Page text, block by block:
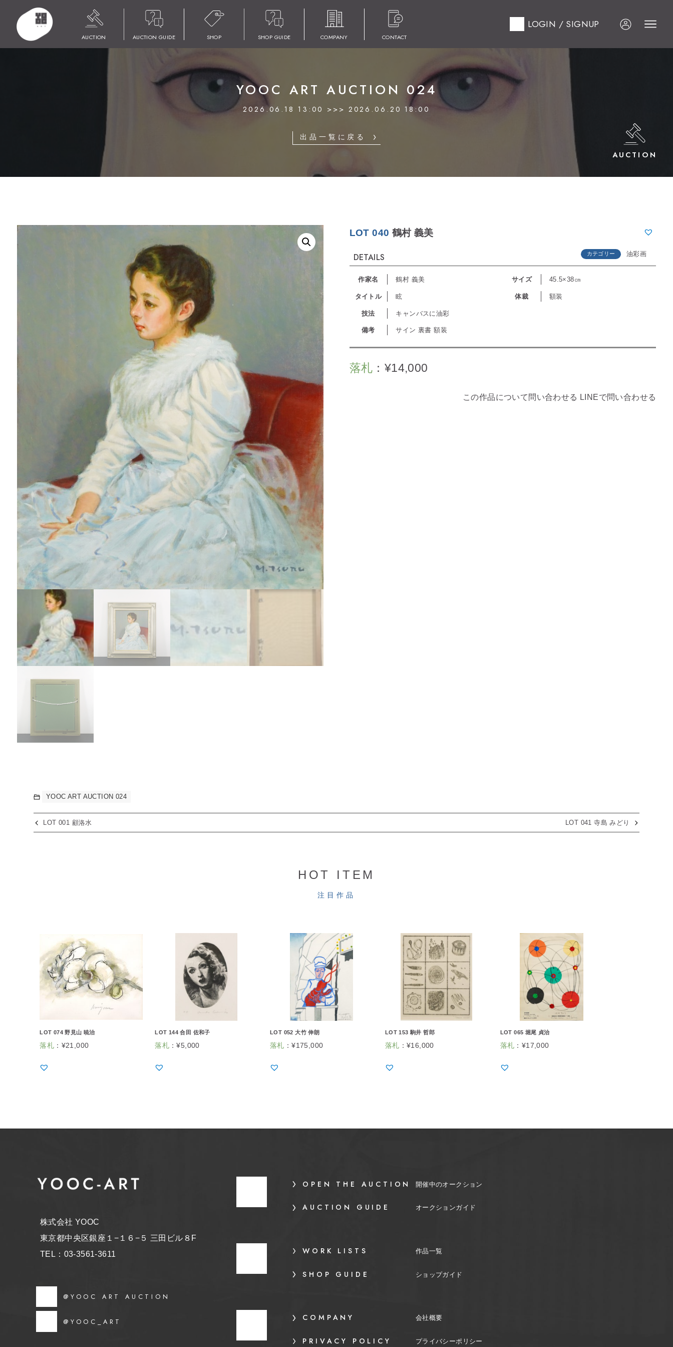
AUCTION AUCTION GUIDE SHOP SHOP GUIDE COMPANY CONTACT
LOGIN / SIGNUP
HOME YOOC ART AUCTION 024 LOT 040 鶴村 義美
YOOC ART AUCTION 024
2026.06.18 13:00 >>> 2026.06.20 18:00
出品一覧に戻る
AUCTION
LOT 040 鶴村 義美
DETAILS カテゴリー 油彩画
作家名 鶴村 義美 サイズ 45.5×38㎝
タイトル 眩 体裁 額装
技法 キャンバスに油彩
備考 サイン 裏書 額装
落札 ： ¥14,000
この作品について問い合わせる LINEで問い合わせる
YOOC ART AUCTION 024
LOT 001 顧洛水 LOT 041 寺島 みどり
HOT ITEM
注目作品
LOT 074 野見山 暁治
落札 ： ¥21,000
LOT 144 合田 佐和子
落札：¥5,000
LOT 052 大竹 伸朗
落札 ：¥175,000
LOT 153 駒井 哲郎
落札 ： ¥16,000
LOT 065 堀尾 貞治
落札 ： ¥17,000
株式会社 YOOC
東京都中央区銀座１−１６−５ 三田ビル８F
TEL：03-3561-3611
@YOOC ART AUCTION
@YOOC_ART
OPEN THE AUCTION 開催中のオークション
AUCTION GUIDE オークションガイド
WORK LISTS 作品一覧
SHOP GUIDE ショップガイド
COMPANY 会社概要
PRIVACY POLICY プライバシーポリシー